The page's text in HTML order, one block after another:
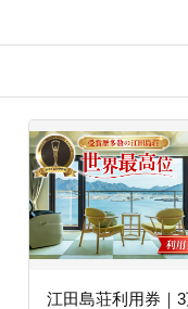
江田島荘利用券｜